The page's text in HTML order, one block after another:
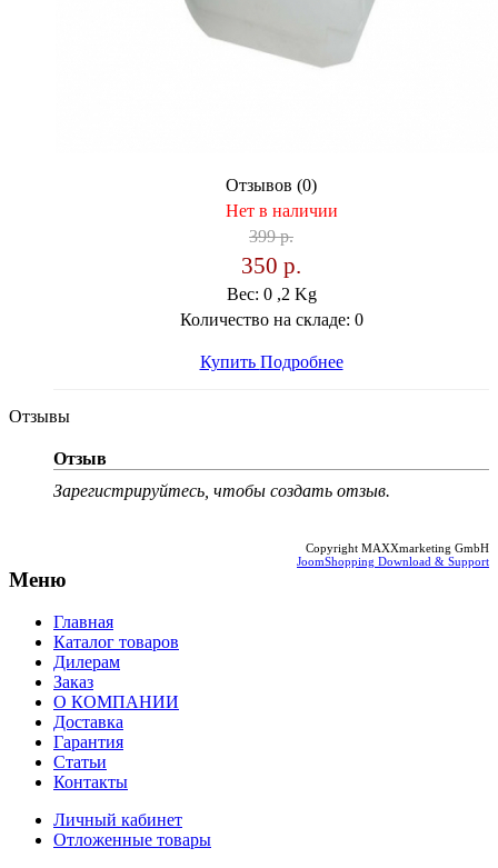
Отзывов (0)
Нет в наличии
399 р.
350 р.
Вес: 0 ,2 Kg
Количество на складе: 0
Купить Подробнее
Отзывы
Отзыв
Зарегистрируйтесь, чтобы создать отзыв.
Copyright MAXXmarketing GmbH
JoomShopping Download & Support
Меню
Главная
Каталог товаров
Дилерам
Заказ
О КОМПАНИИ
Доставка
Гарантия
Статьи
Контакты
Личный кабинет
Отложенные товары